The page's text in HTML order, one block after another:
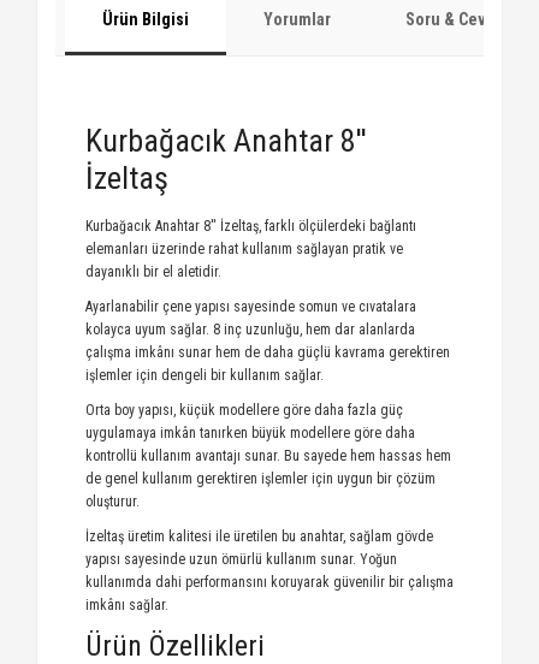
Ürün Bilgisi Yorumlar Soru & Cevap
Kurbağacık Anahtar 8''
İzeltaş
Kurbağacık Anahtar 8'' İzeltaş, farklı ölçülerdeki bağlantı
elemanları üzerinde rahat kullanım sağlayan pratik ve
dayanıklı bir el aletidir.
Ayarlanabilir çene yapısı sayesinde somun ve cıvatalara
kolayca uyum sağlar. 8 inç uzunluğu, hem dar alanlarda
çalışma imkânı sunar hem de daha güçlü kavrama gerektiren
işlemler için dengeli bir kullanım sağlar.
Orta boy yapısı, küçük modellere göre daha fazla güç
uygulamaya imkân tanırken büyük modellere göre daha
kontrollü kullanım avantajı sunar. Bu sayede hem hassas hem
de genel kullanım gerektiren işlemler için uygun bir çözüm
oluşturur.
İzeltaş üretim kalitesi ile üretilen bu anahtar, sağlam gövde
yapısı sayesinde uzun ömürlü kullanım sunar. Yoğun
kullanımda dahi performansını koruyarak güvenilir bir çalışma
imkânı sağlar.
Ürün Özellikleri